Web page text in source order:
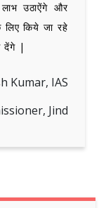
उठाऐंगे और
लिए किये जा रहे
देंगे |
Kumar, IAS
Jind